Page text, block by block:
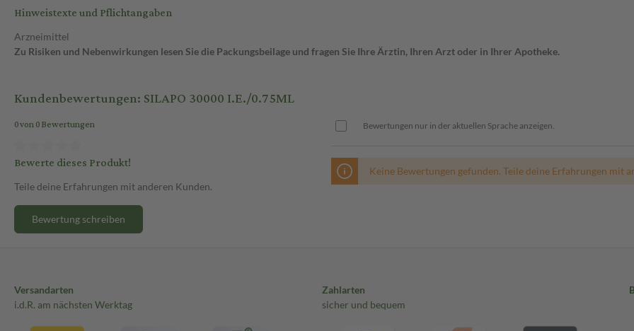
Hinweistexte und Pflichtangaben
Arzneimittel
Zu Risiken und Nebenwirkungen lesen Sie die Packungsbeilage und fragen Sie Ihre Ärztin, Ihren Arzt oder in Ihrer Apotheke.
Kundenbewertungen: SILAPO 30000 I.E./0.75ML
0 von 0 Bewertungen
Bewerte dieses Produkt!
Teile deine Erfahrungen mit anderen Kunden.
Bewertung schreiben
Bewertungen nur in der aktuellen Sprache anzeigen.
Keine Bewertungen gefunden. Teile deine Erfahrungen mit
Versandarten
i.d.R. am nächsten Werktag
Zahlarten
sicher und bequem